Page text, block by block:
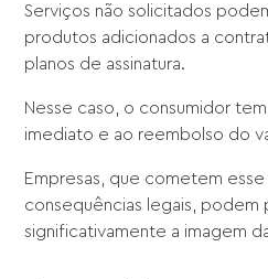
Serviços não solicitados
produtos adicionados a
planos de assinatura.
Nesse caso, o consumidor
imediato e ao reembolso do
Empresas, que cometem
consequências legais, podem
significativamente a imagem